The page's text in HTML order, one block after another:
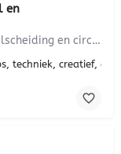
en
Interactief project over zwerfafval, afvalscheiding en circulaire economie voor groep 7-8
techniek, creatief,